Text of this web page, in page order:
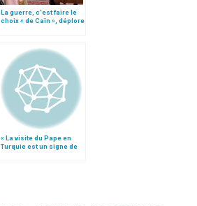
La guerre, c’est faire le
choix « de Caïn », déplore
« La visite du Pape en
Turquie est un signe de